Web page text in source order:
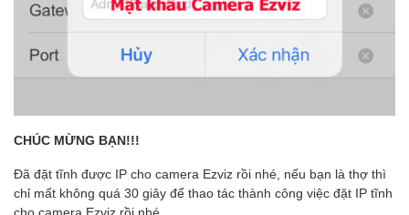
CHÚC MỪNG BẠN!!!
Đã đặt tĩnh được IP cho camera Ezviz rồi nhé, nếu bạn là thợ thì
chỉ mất không quá 30 giây để thao tác thành công việc đặt IP tĩnh